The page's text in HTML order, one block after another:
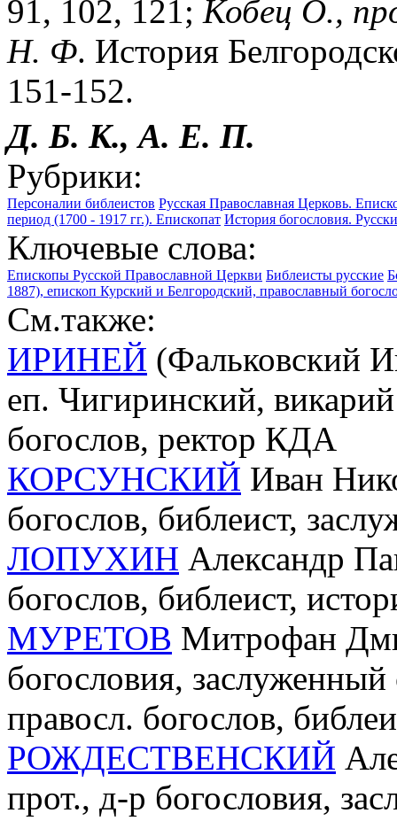
91, 102, 121; Кобец О.,
Н. Ф. История
151-152.
Д. Б. К., А. Е. П.
Рубрики:
Персоналии библеистов Русская Православная Церковь.
период (1700 - 1917 гг.). Епископат История богословия.
Ключевые слова:
Епископы Русской Православной Церкви Библеисты русские
1887), епископ Курский и Белгородский, православный
См.также:
ИРИНЕЙ (Фальковский
еп. Чигиринский,
богослов, ректор КДА
КОРСУНСКИЙ Иван
богослов, библеист,
ЛОПУХИН Александр
богослов, библеист,
МУРЕТОВ Митрофан
богословия,
правосл. богослов,
РОЖДЕСТВЕНСКИЙ
прот., д-р богословия,